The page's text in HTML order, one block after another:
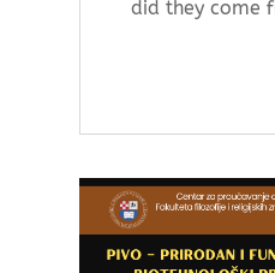
did they come